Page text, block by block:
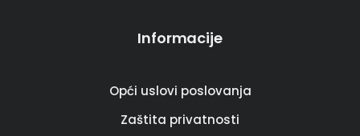
Informacije
Opći uslovi poslovanja
Zaštita privatnosti